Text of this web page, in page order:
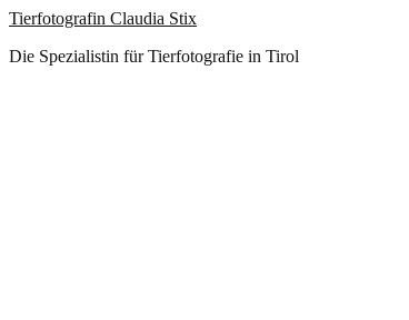
Tierfotografin Claudia Stix
Die Spezialistin für Tierfotografie in Tirol